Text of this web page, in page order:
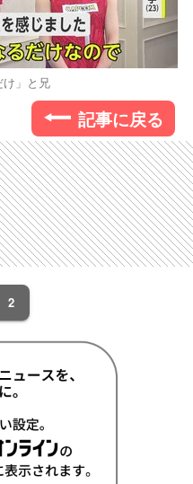
け」と兄
記事に戻る
2